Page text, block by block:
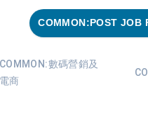
COMMON:POST JOB
COMMON:數碼營銷及
電商